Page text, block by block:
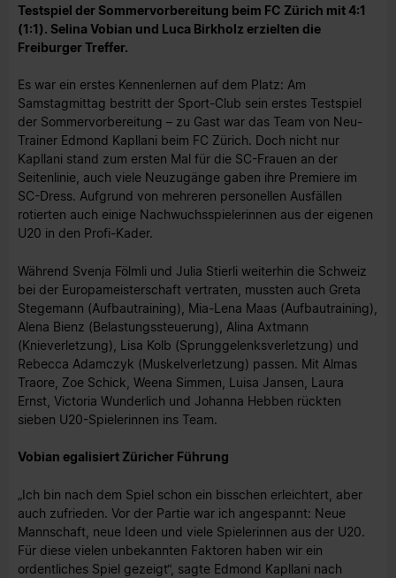
Testspiel der Sommervorbereitung beim FC Zürich mit 4:1
(1:1). Selina Vobian und Luca Birkholz erzielten die
Freiburger Treffer.
Es war ein erstes Kennenlernen auf dem Platz: Am
Samstagmittag bestritt der Sport-Club sein erstes Testspiel
der Sommervorbereitung – zu Gast war das Team von Neu-
Trainer Edmond Kapllani beim FC Zürich. Doch nicht nur
Kapllani stand zum ersten Mal für die SC-Frauen an der
Seitenlinie, auch viele Neuzugänge gaben ihre Premiere im
SC-Dress. Aufgrund von mehreren personellen Ausfällen
rotierten auch einige Nachwuchsspielerinnen aus der eigenen
U20 in den Profi-Kader.
Während Svenja Fölmli und Julia Stierli weiterhin die Schweiz
bei der Europameisterschaft vertraten, mussten auch Greta
Stegemann (Aufbautraining), Mia-Lena Maas (Aufbautraining),
Alena Bienz (Belastungssteuerung), Alina Axtmann
(Knieverletzung), Lisa Kolb (Sprunggelenksverletzung) und
Rebecca Adamczyk (Muskelverletzung) passen. Mit Almas
Traore, Zoe Schick, Weena Simmen, Luisa Jansen, Laura
Ernst, Victoria Wunderlich und Johanna Hebben rückten
sieben U20-Spielerinnen ins Team.
Vobian egalisiert Züricher Führung
„Ich bin nach dem Spiel schon ein bisschen erleichtert, aber
auch zufrieden. Vor der Partie war ich angespannt: Neue
Mannschaft, neue Ideen und viele Spielerinnen aus der U20.
Für diese vielen unbekannten Faktoren haben wir ein
ordentliches Spiel gezeigt“, sagte Edmond Kapllani nach